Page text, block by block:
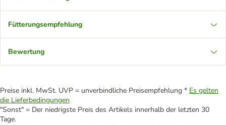
Fütterungsempfehlung
Bewertung
Preise inkl. MwSt. UVP = unverbindliche Preisempfehlung * Es gelten
die Lieferbedingungen
"Sonst" = Der niedrigste Preis des Artikels innerhalb der letzten 30
Tage.